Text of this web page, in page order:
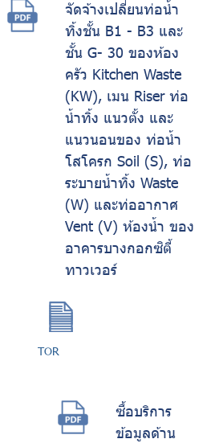
จัดจ้างเปลี่ยนท่อน้ำ
ทิ้งชั้น B1 - B3 และ
ชั้น G- 30 ของห้อง
ครัว Kitchen Waste
(KW), เมน Riser ท่อ
น้ำทิ้ง แนวตั้ง และ
แนวนอนของ ท่อน้ำ
โสโครก Soil (S), ท่อ
ระบายน้ำทิ้ง Waste
(W) และท่ออากาศ
Vent (V) ห้องน้ำ ของ
อาคารบางกอกซิตี้
ทาวเวอร์
TOR
ซื้อบริการ
ข้อมูลด้าน